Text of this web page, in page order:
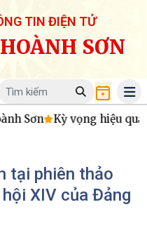
TIN ĐIỆN TỬ
SƠN
Sơn Kỳ vọng hiệu quả
tại phiên thảo
XIV của Đảng